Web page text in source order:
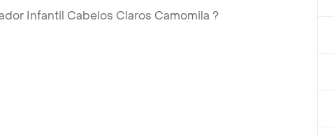
Infantil Cabelos Claros Camomila ?